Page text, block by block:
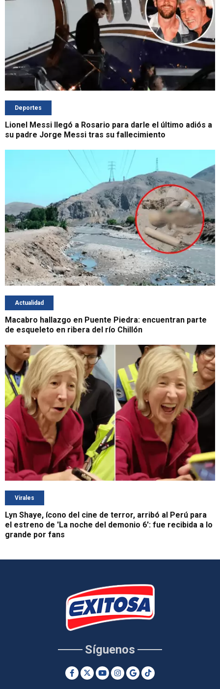
Deportes
Lionel Messi llegó a Rosario para darle el último adiós a
su padre Jorge Messi tras su fallecimiento
Actualidad
Macabro hallazgo en Puente Piedra: encuentran parte
de esqueleto en ribera del río Chillón
Virales
Lyn Shaye, ícono del cine de terror, arribó al Perú para
el estreno de 'La noche del demonio 6': fue recibida a lo
grande por fans
Síguenos